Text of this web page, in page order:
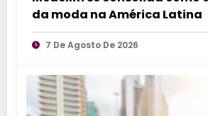
da moda na América Latina
7 De Agosto De 2026